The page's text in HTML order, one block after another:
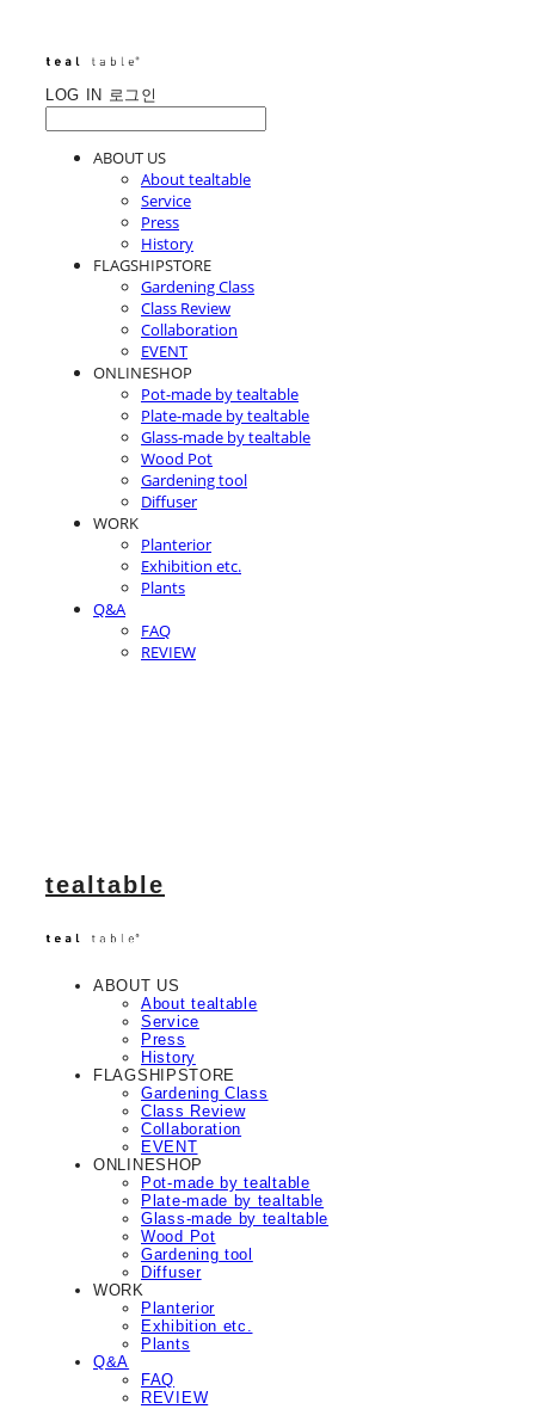
LOG IN 로그인
ABOUT US
About tealtable
Service
Press
History
FLAGSHIPSTORE
Gardening Class
Class Review
Collaboration
EVENT
ONLINESHOP
Pot-made by tealtable
Plate-made by tealtable
Glass-made by tealtable
Wood Pot
Gardening tool
Diffuser
WORK
Planterior
Exhibition etc.
Plants
Q&A
FAQ
REVIEW
tealtable
ABOUT US
About tealtable
Service
Press
History
FLAGSHIPSTORE
Gardening Class
Class Review
Collaboration
EVENT
ONLINESHOP
Pot-made by tealtable
Plate-made by tealtable
Glass-made by tealtable
Wood Pot
Gardening tool
Diffuser
WORK
Planterior
Exhibition etc.
Plants
Q&A
FAQ
REVIEW